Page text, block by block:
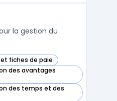
ainsi que d'analyser l
la gestion du
fiches de paie
catégorie
des avantages
catégorie
des temps et des
catégorie